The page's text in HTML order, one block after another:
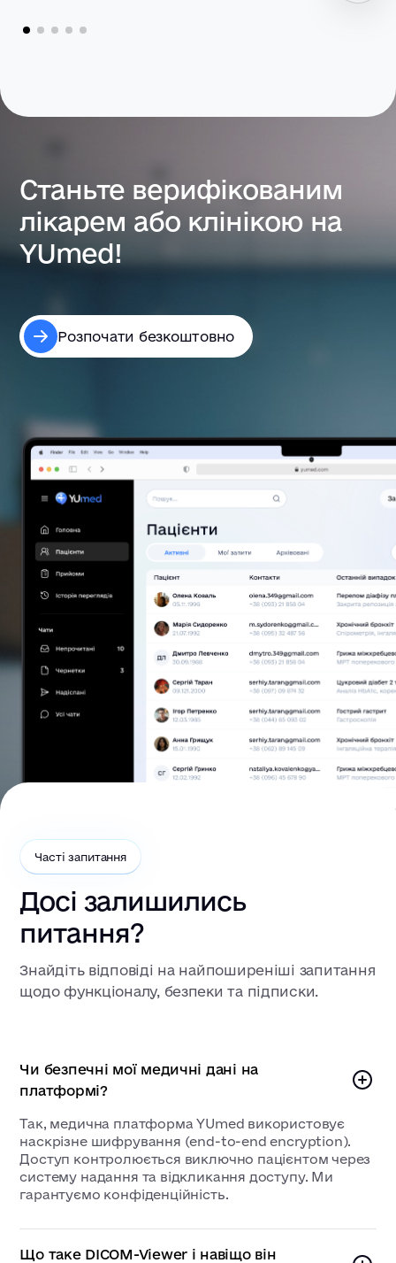
Станьте верифікованим
лікарем або клінікою на
YUmed!
Розпочати безкоштовно
Часті запитання
Досі залишились
питання?
Знайдіть відповіді на найпоширеніші запитання
щодо функціоналу, безпеки та підписки.
Чи безпечні мої медичні дані на
платформі?
Так, медична платформа YUmed використовує
наскрізне шифрування (end-to-end encryption).
Доступ контролюється виключно пацієнтом через
систему надання та відкликання доступу. Ми
гарантуємо конфіденційність.
Що таке DICOM-Viewer і навіщо він